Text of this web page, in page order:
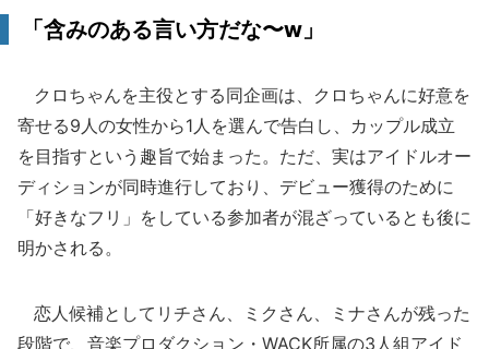
「含みのある言い方だな〜w」
クロちゃんを主役とする同企画は、クロちゃんに好意を
寄せる9人の女性から1人を選んで告白し、カップル成立
を目指すという趣旨で始まった。ただ、実はアイドルオー
ディションが同時進行しており、デビュー獲得のために
「好きなフリ」をしている参加者が混ざっているとも後に
明かされる。
恋人候補としてリチさん、ミクさん、ミナさんが残った
段階で、音楽プロダクション・WACK所属の3人組アイド